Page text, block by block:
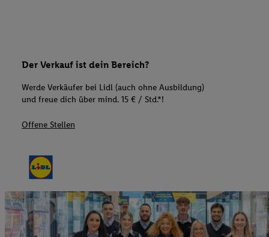
Der Verkauf ist dein Bereich?
Werde Verkäufer bei Lidl (auch ohne Ausbildung)
und freue dich über mind. 15 € / Std.*!
Offene Stellen